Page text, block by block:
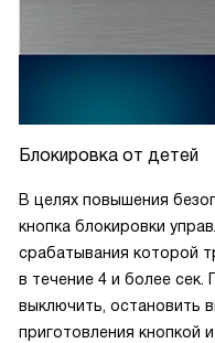
Блокировка от детей
В целях повышения
кнопка блокировки
срабатывания которой
в течение 4 и более
выключить, остановить
приготовления кнопкой